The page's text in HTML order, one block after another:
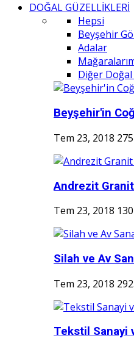
DOĞAL GÜZELLİKLERİ
Hepsi
Beyşehir
Adalar
Diğer
Beyşehir'in
Tem 23, 2018
Andrezit
Tem 23, 2018
Silah ve Av
Tem 23, 2018
Tekstil Sanayi